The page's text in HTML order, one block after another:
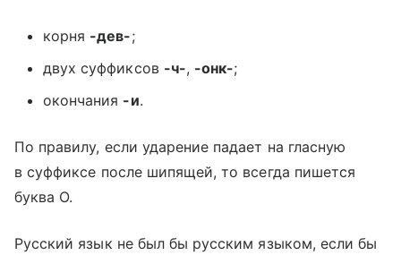
корня -дев-;
двух суффиксов -ч-, -онк-;
окончания -и.
По правилу, если ударение падает на гласную
в суффиксе после шипящей, то всегда пишется
буква О.
Русский язык не был бы русским языком, если бы